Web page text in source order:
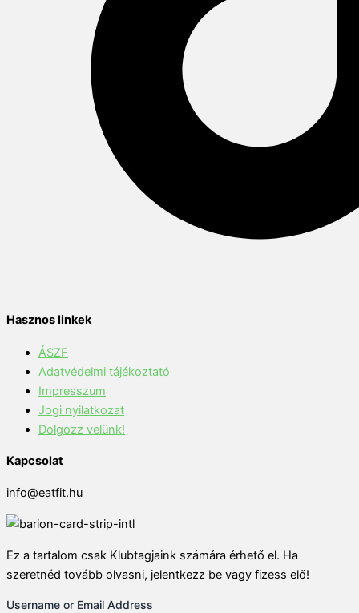
Hasznos linkek
ÁSZF
Adatvédelmi tájékoztató
Impresszum
Jogi nyilatkozat
Dolgozz velünk!
Kapcsolat
info@eatfit.hu
Ez a tartalom csak Klubtagjaink számára érhető el. Ha
szeretnéd tovább olvasni, jelentkezz be vagy fizess elő!
Username or Email Address